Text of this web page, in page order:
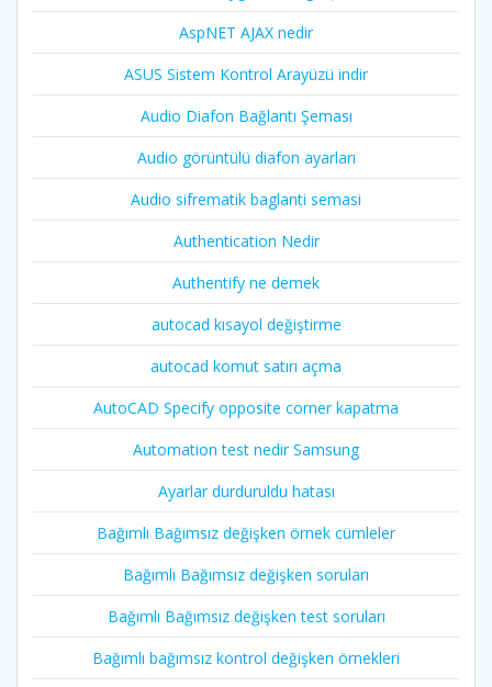
AspNET AJAX nedir
ASUS Sistem Kontrol Arayüzü indir
Audio Diafon Bağlantı Şeması
Audio görüntülü diafon ayarları
Audio sifrematik baglanti semasi
Authentication Nedir
Authentify ne demek
autocad kısayol değiştirme
autocad komut satırı açma
AutoCAD Specify opposite corner kapatma
Automation test nedir Samsung
Ayarlar durduruldu hatası
Bağımlı Bağımsız değişken örnek cümleler
Bağımlı Bağımsız değişken soruları
Bağımlı Bağımsız değişken test soruları
Bağımlı bağımsız kontrol değişken örnekleri